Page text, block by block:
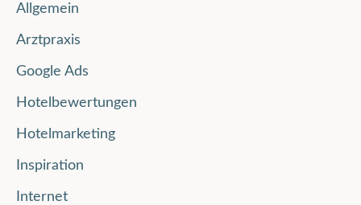
Allgemein
Arztpraxis
Google Ads
Hotelbewertungen
Hotelmarketing
Inspiration
Internet